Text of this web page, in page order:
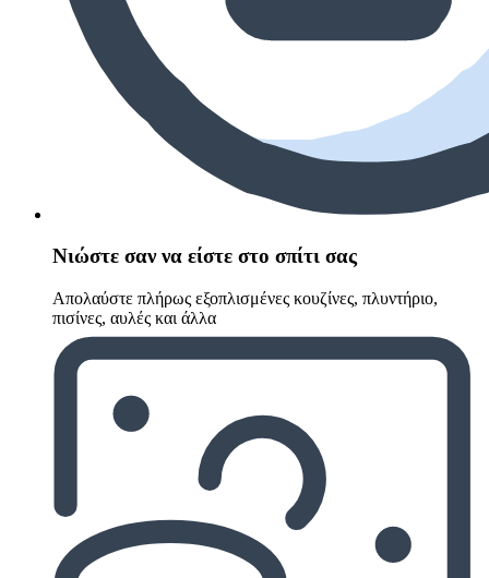
Νιώστε σαν να είστε στο σπίτι σας
Απολαύστε πλήρως εξοπλισμένες κουζίνες, πλυντήριο,
πισίνες, αυλές και άλλα